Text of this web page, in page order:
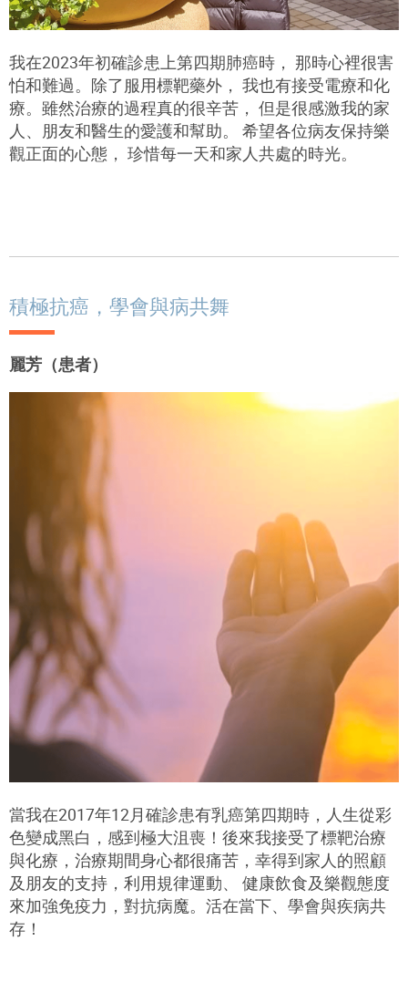
我在2023年初確診患上第四期肺癌時， 那時心裡很害
怕和難過。除了服用標靶藥外， 我也有接受電療和化
療。雖然治療的過程真的很辛苦， 但是很感激我的家
人、朋友和醫生的愛護和幫助。 希望各位病友保持樂
觀正面的心態， 珍惜每一天和家人共處的時光。
積極抗癌，學會與病共舞
麗芳（患者）
當我在2017年12月確診患有乳癌第四期時，人生從彩
色變成黑白，感到極大沮喪！後來我接受了標靶治療
與化療，治療期間身心都很痛苦，幸得到家人的照顧
及朋友的支持，利用規律運動、 健康飲食及樂觀態度
來加強免疫力，對抗病魔。活在當下、學會與疾病共
存！